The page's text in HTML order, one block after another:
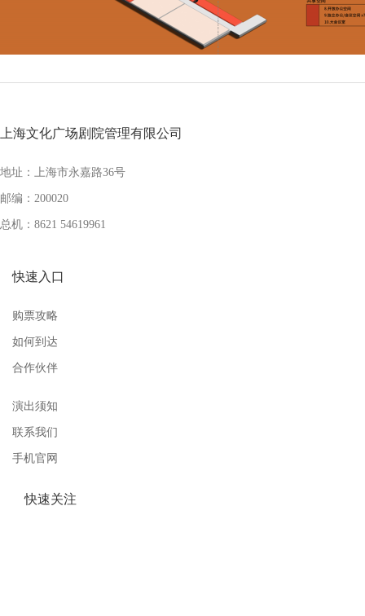
上海文化广场剧院管理有限公司
地址：上海市永嘉路36号
邮编：200020
总机：8621 54619961
快速入口
购票攻略
如何到达
合作伙伴
演出须知
联系我们
手机官网
快速关注